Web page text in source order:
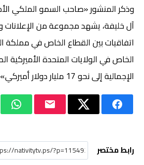
وذكر المنشور «صاحب السمو الملكي
آل خليفة، يشهد مجموعة من الإعلانات
اتفاقيات بين القطاع الخاص في مملكة
الخاص في الولايات المتحدة الأميركية
الإجمالية إلى نحو 17 مليار دولار أميركي».
رابط مختصر